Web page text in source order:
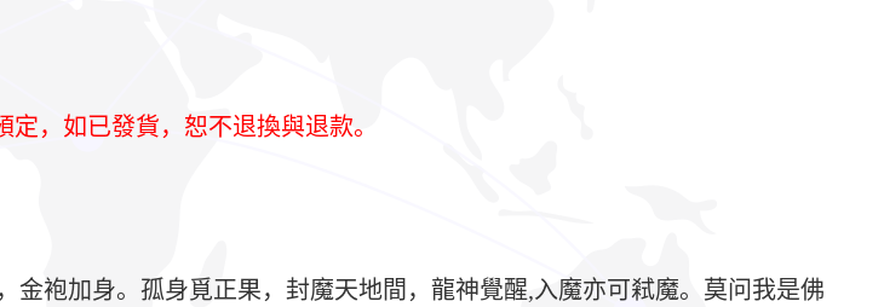
，如已發貨，恕不退換與退款。
袍加身。孤身覓正果，封魔天地間，龍神覺醒,入魔亦可弒魔。莫问我是佛